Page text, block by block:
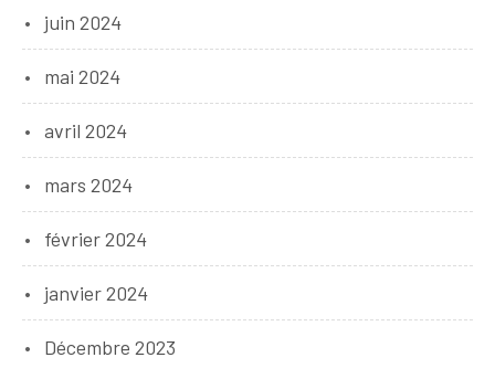
juin 2024
mai 2024
avril 2024
mars 2024
février 2024
janvier 2024
Décembre 2023